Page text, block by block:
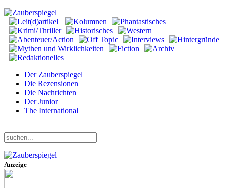
Der Zauberspiegel
Die Rezensionen
Die Nachrichten
Der Junior
The International
Anzeige